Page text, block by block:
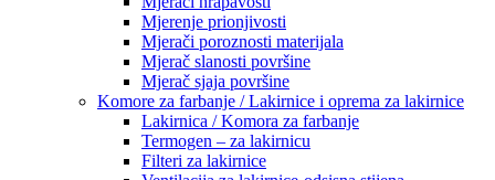
Mjerenje prionjivosti
Mjerači poroznosti materijala
Mjerač slanosti površine
Mjerač sjaja površine
Komore za farbanje / Lakirnice i oprema za lakirnice
Lakirnica / Komora za farbanje
Termogen – za lakirnicu
Filteri za lakirnice